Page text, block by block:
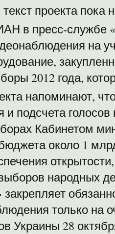
проекта пока
в пресс-службе
на
2012 года,
напоминают,
и подсчета
Кабинетом
около 1
народных
закрепляет
только на
Украины 28